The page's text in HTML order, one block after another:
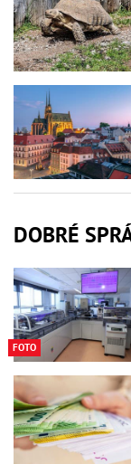
DOBRÉ
FOTO